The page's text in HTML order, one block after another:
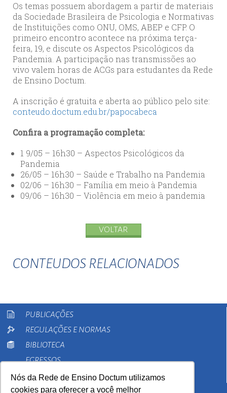
Nós da Rede de Ensino Doctum utilizamos
cookies para oferecer a você melhor
Os temas possuem abordagem a partir de materiais
da Sociedade Brasileira de Psicologia e Normativas
de Instituições como ONU, OMS, ABEP e CFP. O
primeiro encontro acontece na próxima terça-
feira, 19, e discute os Aspectos Psicológicos da
Pandemia. A participação nas transmissões ao
vivo valem horas de ACGs para estudantes da Rede
de Ensino Doctum.
A inscrição é gratuita e aberta ao público pelo site:
conteudo.doctum.edu.br/papocabeca
Confira a programação completa:
1 9/05 – 16h30 – Aspectos Psicológicos da
Pandemia
26/05 – 16h30 – Saúde e Trabalho na Pandemia
02/06 – 16h30 – Família em meio à Pandemia
09/06 – 16h30 – Violência em meio à pandemia
VOLTAR
CONTEUDOS RELACIONADOS
PUBLICAÇÕES
REGULAÇÕES E NORMAS
BIBLIOTECA
EGRESSOS
PESQUISA
EXTENSÃO